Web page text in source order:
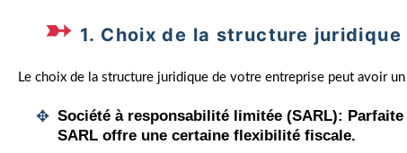
1. Choix de la structure juridique
Le choix de la structure juridique de votre entreprise peut avoir
Société à responsabilité limitée (SARL):
SARL offre une certaine flexibilité fiscale.